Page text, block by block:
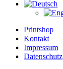
Printshop
Kontakt
Impressum
Datenschutz